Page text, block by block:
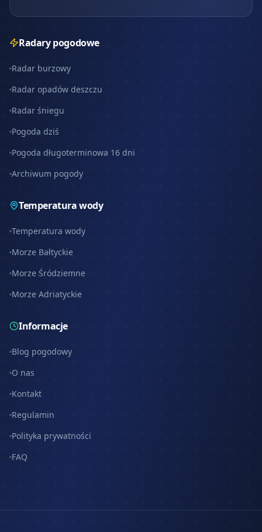
Radary pogodowe
Radar burzowy
Radar opadów deszczu
Radar śniegu
Pogoda dziś
Pogoda długoterminowa 16 dni
Archiwum pogody
Temperatura wody
Temperatura wody
Morze Bałtyckie
Morze Śródziemne
Morze Adriatyckie
Informacje
Blog pogodowy
O nas
Kontakt
Regulamin
Polityka prywatności
FAQ